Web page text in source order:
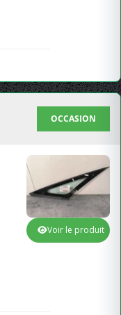
OCCASION
Voir le produit